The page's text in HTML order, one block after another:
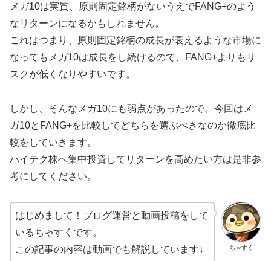
メガ10は実質、原則固定銘柄がないうえでFANG+のよう
なリターンになるかもしれません。
これはつまり、原則固定銘柄の成長が衰えるような市場に
なってもメガ10は成長をし続けるので、FANG+よりもリ
スクが低くなりやすいです。
しかし、そんなメガ10にも弱点があったので、今回はメ
ガ10とFANG+を比較してどちらを選ぶべきなのか徹底比
較をしていきます。
ハイテク株へ集中投資してリターンを高めたい方は是非参
考にしてください。
ちゃすく
はじめまして！ブログ運営と動画投稿をして
いるちゃすくです。
この記事の内容は動画でも解説しています↓